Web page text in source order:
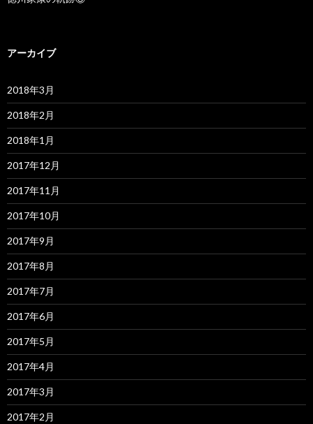
アーカイブ
2018年3月
2018年2月
2018年1月
2017年12月
2017年11月
2017年10月
2017年9月
2017年8月
2017年7月
2017年6月
2017年5月
2017年4月
2017年3月
2017年2月